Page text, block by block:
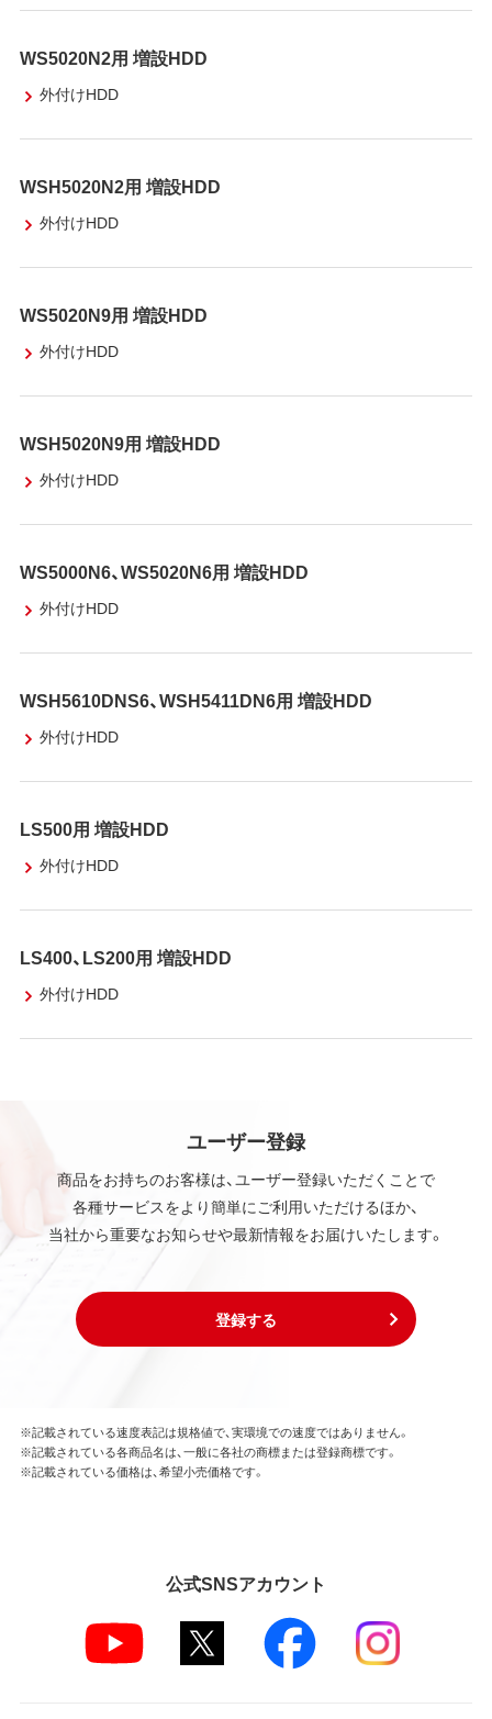
WS5020N2用 増設HDD
外付けHDD
WSH5020N2用 増設HDD
外付けHDD
WS5020N9用 増設HDD
外付けHDD
WSH5020N9用 増設HDD
外付けHDD
WS5000N6、WS5020N6用 増設HDD
外付けHDD
WSH5610DNS6、WSH5411DN6用 増設HDD
外付けHDD
LS500用 増設HDD
外付けHDD
LS400、LS200用 増設HDD
外付けHDD
ユーザー登録
商品をお持ちのお客様は、ユーザー登録いただくことで
各種サービスをより簡単にご利用いただけるほか、
当社から重要なお知らせや最新情報をお届けいたします。
登録する
※記載されている速度表記は規格値で、実環境での速度ではありません。
※記載されている各商品名は、一般に各社の商標または登録商標です。
※記載されている価格は、希望小売価格です。
公式SNSアカウント